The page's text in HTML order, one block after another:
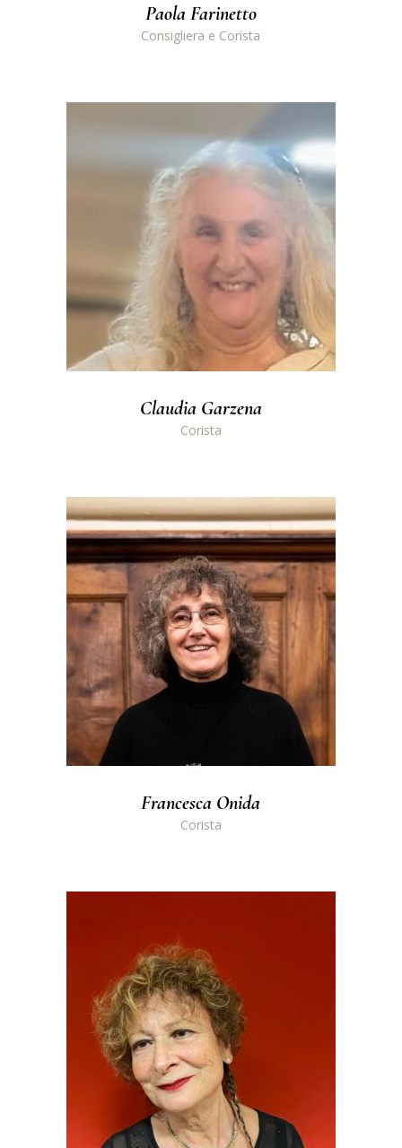
Paola Farinetto
Consigliera e Corista
Claudia Garzena
Corista
Francesca Onida
Corista